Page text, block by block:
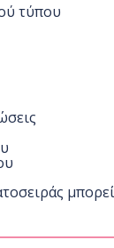
τύπου